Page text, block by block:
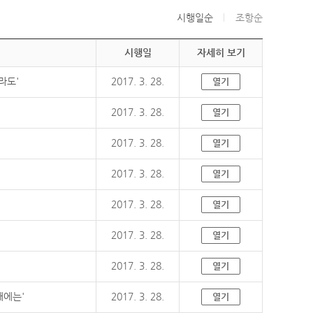
시행일순 조항순
시행일 자세히 보기
도' 2017. 3. 28. 열기
2017. 3. 28. 열기
2017. 3. 28. 열기
2017. 3. 28. 열기
2017. 3. 28. 열기
2017. 3. 28. 열기
2017. 3. 28. 열기
에는' 2017. 3. 28. 열기